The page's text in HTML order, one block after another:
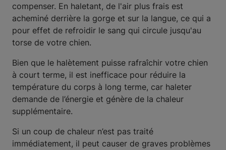
compenser. En haletant, de l'air plus frais est
acheminé derrière la gorge et sur la langue, ce qui a
pour effet de refroidir le sang qui circule jusqu'au
torse de votre chien.
Bien que le halètement puisse rafraîchir votre chien
à court terme, il est inefficace pour réduire la
température du corps à long terme, car haleter
demande de l’énergie et génère de la chaleur
supplémentaire.
Si un coup de chaleur n’est pas traité
immédiatement, il peut causer de graves problèmes